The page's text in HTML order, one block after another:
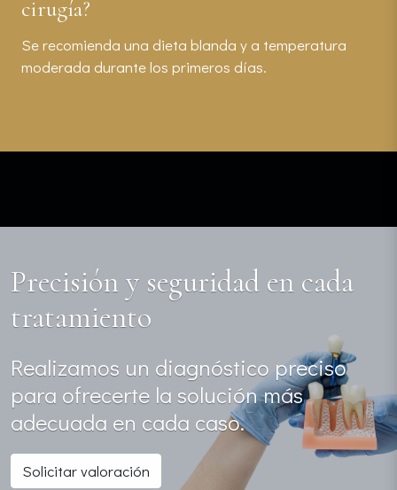
cirugía?
Se recomienda una dieta blanda y a temperatura
moderada durante los primeros días.
Precisión y seguridad en cada
tratamiento
Realizamos un diagnóstico preciso
para ofrecerte la solución más
adecuada en cada caso.
Solicitar valoración